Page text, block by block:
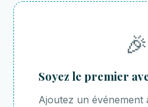
🎉
Soyez le premier
Ajoutez un